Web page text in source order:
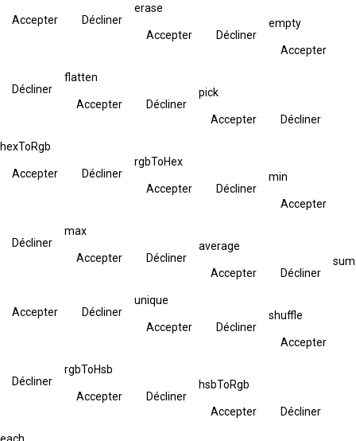
Accepter Décliner
erase
Accepter Décliner
empty
Accepter
Décliner
flatten
Accepter Décliner
pick
Accepter Décliner
hexToRgb
Accepter Décliner
rgbToHex
Accepter Décliner
min
Accepter
Décliner
max
Accepter Décliner
average
Accepter Décliner
sum
Accepter Décliner
unique
Accepter Décliner
shuffle
Accepter
Décliner
rgbToHsb
Accepter Décliner
hsbToRgb
Accepter Décliner
each